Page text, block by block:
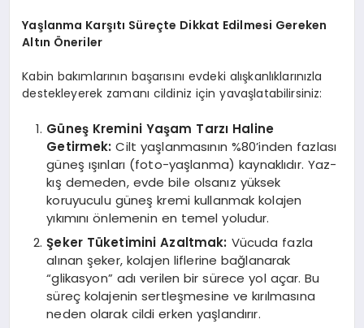
Yaşlanma Karşıtı Süreçte Dikkat Edilmesi Gereken
Altın Öneriler
Kabin bakımlarının başarısını evdeki alışkanlıklarınızla
destekleyerek zamanı cildiniz için yavaşlatabilirsiniz:
Güneş Kremini Yaşam Tarzı Haline
Getirmek: Cilt yaşlanmasının %80’inden fazlası
güneş ışınları (foto-yaşlanma) kaynaklıdır. Yaz-
kış demeden, evde bile olsanız yüksek
koruyuculu güneş kremi kullanmak kolajen
yıkımını önlemenin en temel yoludur.
Şeker Tüketimini Azaltmak: Vücuda fazla
alınan şeker, kolajen liflerine bağlanarak
“glikasyon” adı verilen bir sürece yol açar. Bu
süreç kolajenin sertleşmesine ve kırılmasına
neden olarak cildi erken yaşlandırır.